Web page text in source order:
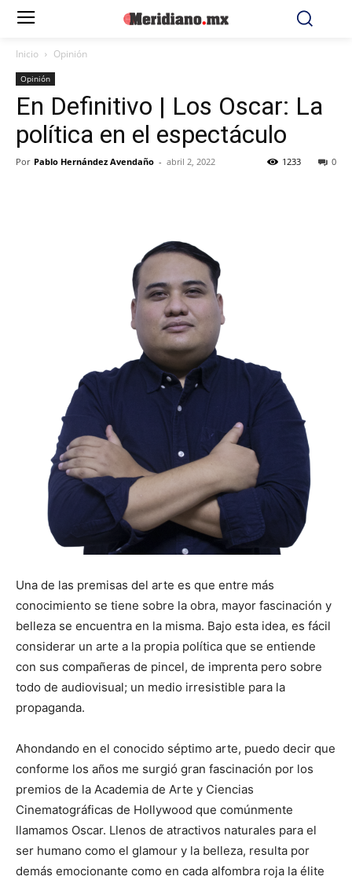
Inicio Opinión
Opinión
En Definitivo | Los Oscar: La
política en el espectáculo
Por Pablo Hernández Avendaño - abril 2, 2022 0
1233
Una de las premisas del arte es que entre más
conocimiento se tiene sobre la obra, mayor fascinación y
belleza se encuentra en la misma. Bajo esta idea, es fácil
considerar un arte a la propia política que se entiende
con sus compañeras de pincel, de imprenta pero sobre
todo de audiovisual; un medio irresistible para la
propaganda.
Ahondando en el conocido séptimo arte, puedo decir que
conforme los años me surgió gran fascinación por los
premios de la Academia de Arte y Ciencias
Cinematográficas de Hollywood que comúnmente
llamamos Oscar. Llenos de atractivos naturales para el
ser humano como el glamour y la belleza, resulta por
demás emocionante como en cada alfombra roja la élite